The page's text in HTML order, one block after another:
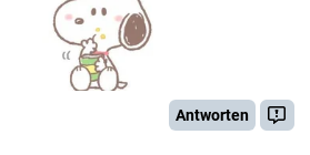
Antworten